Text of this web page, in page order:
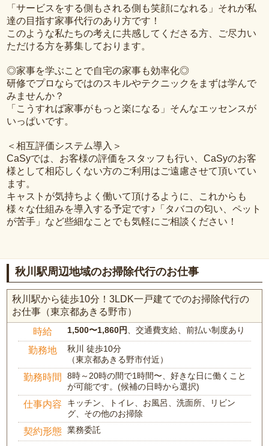
「サービスをする側もされる側も笑顔になれる」それが私
達の目指す家事代行のあり方です！
このような私たちの考えに共感してくださる方、ご尽力い
ただける方を募集しております。
◎家事を学ぶことで自宅の家事も効率化◎
研修でプロならではのスキルやテクニックをまずは学んで
みませんか？
「こうすれば家事がもっと楽になる」そんなエッセンスが
いっぱいです。
＜相互評価システム導入＞
CaSyでは、お客様の評価をスタッフも行い、CaSyのお客
様として相応しくない方のご利用はご遠慮させて頂いてい
ます。
キャストが気持ちよく働いて頂けるように、これからも
様々な仕組みを導入する予定です♪「タバコの匂い、ペット
が苦手」など些細なことでも気軽にご相談ください！
秋川駅周辺地域のお掃除代行のお仕事
秋川駅から徒歩10分！3LDK一戸建てでのお掃除代行の
お仕事（東京都あきる野市）
時給 1,500〜1,860円、交通費支給、前払い制度あり
勤務地
秋川 徒歩10分
（東京都あきる野市付近）
勤務時間
8時～20時の間で1時間〜、好きな日に働くこと
が可能です。(候補の日時から選択)
仕事内容
キッチン、トイレ、お風呂、洗面所、リビン
グ、その他のお掃除
契約形態 業務委託